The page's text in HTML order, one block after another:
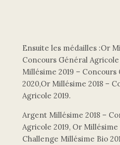
Ensuite les médailles :Or
Concours Général
Millésime 2019 –
2020,Or Millésime 2018 –
Agricole 2019.
Argent Millésime 2018 –
Agricole 2019, Or Millésime
Challenge Millésime Bio